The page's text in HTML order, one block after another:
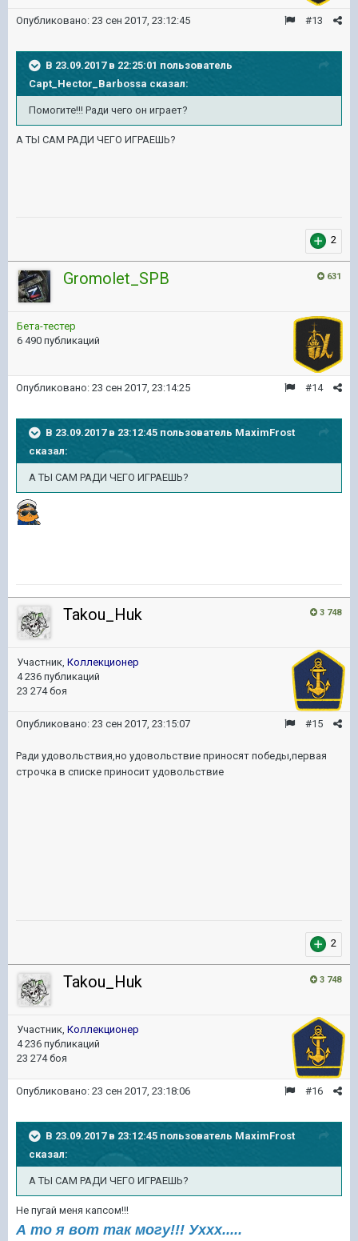
#13
Опубликовано: 23 сен 2017, 23:12:45
В 23.09.2017 в 22:25:01 пользователь
Capt_Hector_Barbossa сказал:
Помогите!!! Ради чего он играет?
А ТЫ САМ РАДИ ЧЕГО ИГРАЕШЬ?
2
631
Gromolet_SPB
Бета-тестер
6 490 публикаций
#14
Опубликовано: 23 сен 2017, 23:14:25
В 23.09.2017 в 23:12:45 пользователь MaximFrost
сказал:
А ТЫ САМ РАДИ ЧЕГО ИГРАЕШЬ?
3 748
Takou_Huk
Участник, Коллекционер
4 236 публикаций
23 274 боя
#15
Опубликовано: 23 сен 2017, 23:15:07
Ради удовольствия,но удовольствие приносят победы,первая
строчка в списке приносит удовольствие
2
3 748
Takou_Huk
Участник, Коллекционер
4 236 публикаций
23 274 боя
#16
Опубликовано: 23 сен 2017, 23:18:06
В 23.09.2017 в 23:12:45 пользователь MaximFrost
сказал:
А ТЫ САМ РАДИ ЧЕГО ИГРАЕШЬ?
Не пугай меня капсом!!!
А то я вот так могу!!! Уххх.....